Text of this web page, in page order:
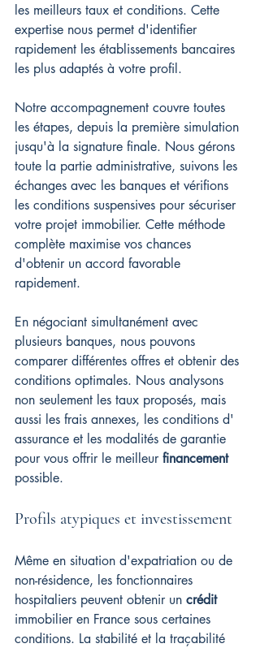
les meilleurs taux et conditions. Cette
expertise nous permet d'identifier
rapidement les établissements bancaires
les plus adaptés à votre profil.
Notre accompagnement couvre toutes
les étapes, depuis la première simulation
jusqu'à la signature finale. Nous gérons
toute la partie administrative, suivons les
échanges avec les banques et vérifions
les conditions suspensives pour sécuriser
votre projet immobilier. Cette méthode
complète maximise vos chances
d'obtenir un accord favorable
rapidement.
En négociant simultanément avec
plusieurs banques, nous pouvons
comparer différentes offres et obtenir des
conditions optimales. Nous analysons
non seulement les taux proposés, mais
aussi les frais annexes, les conditions d'
assurance et les modalités de garantie
pour vous offrir le meilleur financement
possible.
Profils atypiques et investissement
Même en situation d'expatriation ou de
non-résidence, les fonctionnaires
hospitaliers peuvent obtenir un crédit
immobilier en France sous certaines
conditions. La stabilité et la traçabilité